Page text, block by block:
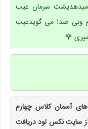
سرمان عیب
وبی صدا می گویدعیب
🌹
۷۵ کتاب هدیه های آسمان کلاس چهارم
سایت نکس لود دریافت